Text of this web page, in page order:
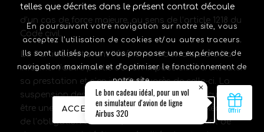
telles que décrites dans le présent contrat découle
d’un cas de force majeure, au sens de l’article 1218 du
Code civil.
La Partie constatant l’événement devra sans délai
informer l’autre partie de son impossibilité à exécuter
sa prestation et s’en justifier auprès de celle-ci. La
suspension des obligations ne pourra en aucun cas
être une cause de responsabilité pour non-exécution
de l’obligation en cause, ni induire le versement de
En poursuivant votre navigation sur notre site, vous
acceptez l’utilisation de cookies et/ou autres traceurs.
Ils sont utilisés pour vous proposer une expérience de
navigation maximale et d’optimiser le fonctionnement de
notre site.
ACCEPTER EN SAVOIR PLUS